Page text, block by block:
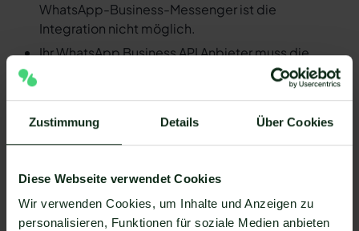
Zustimmung Details Über Cookies
Diese Webseite verwendet Cookies
Wir verwenden Cookies, um Inhalte und Anzeigen zu
personalisieren, Funktionen für soziale Medien anbieten
WhatsApp-Business-Messenger ist die
Integration nicht möglich.
Ihr WhatsApp Business API Anbieter muss die
nötige Software bereitstellen, um die Integration
zu ermöglichen. Längst nicht alle Anbieter der
von Virtuous CRM und WhatsApp zu ermöglichen.
Mit Mateo stehen Ihnen dank der Zapier
Sie mit WhatsApp verbinden können. Darunter ist
natürlich auch Virtuous CRM !